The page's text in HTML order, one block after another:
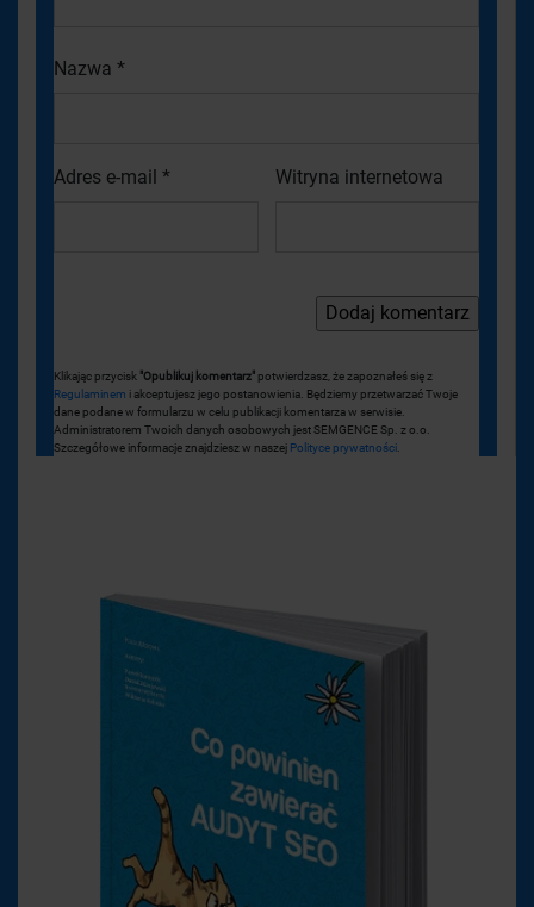
Nazwa *
Adres e-mail * Witryna internetowa
Klikając przycisk "Opublikuj komentarz" potwierdzasz, że zapoznałeś się z
Regulaminem i akceptujesz jego postanowienia. Będziemy przetwarzać Twoje
dane podane w formularzu w celu publikacji komentarza w serwisie.
Administratorem Twoich danych osobowych jest SEMGENCE Sp. z o.o.
Szczegółowe informacje znajdziesz w naszej Polityce prywatności